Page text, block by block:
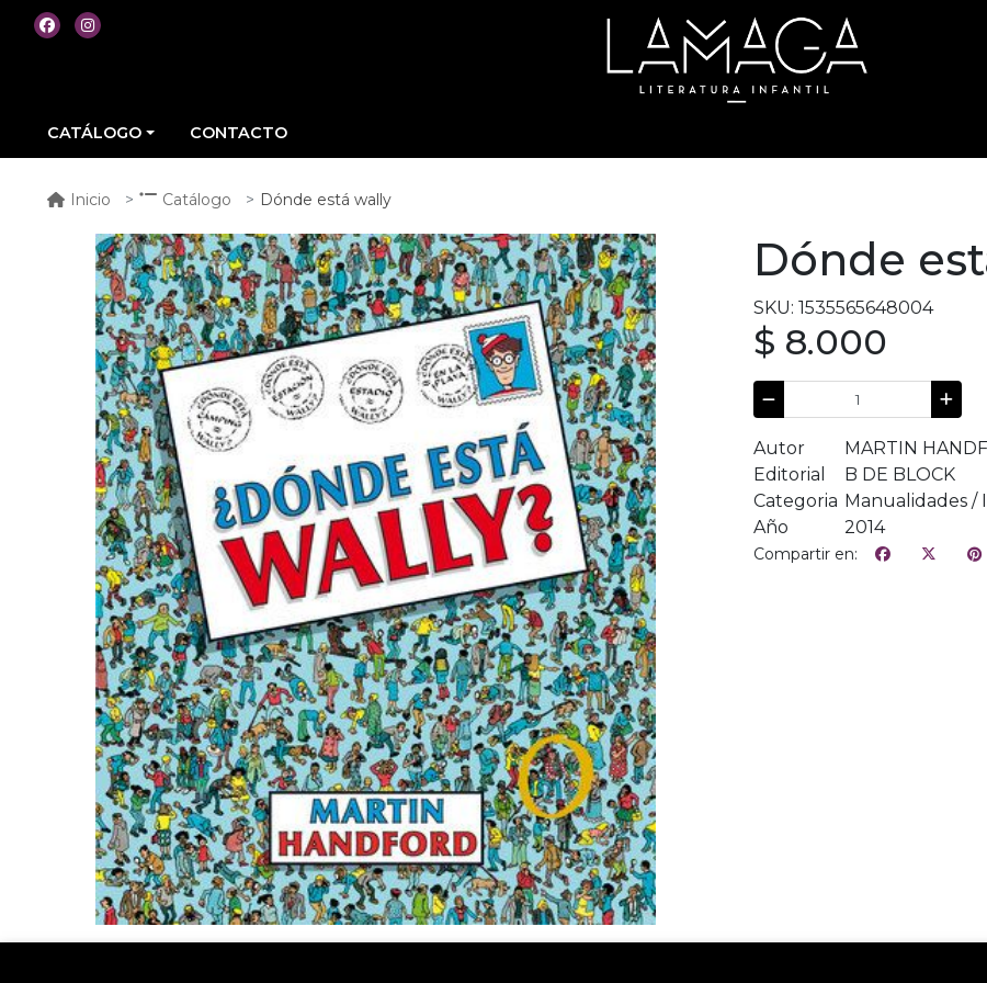
CATÁLOGO CONTACTO
Inicio Catálogo Dónde está wally
Dónde
SKU: 1535565648004
$ 8.000
Autor
MARTIN
Editorial
B DE BLOCK
Categoria Manualidades /
Año
2014
Compartir en: